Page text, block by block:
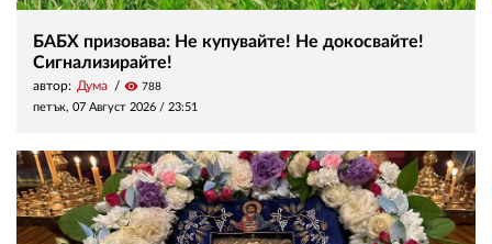
БАБХ призовава: Не купувайте! Не докосвайте!
Сигнализирайте!
автор: Дума visibility 788
петък, 07 Август 2026 / 23:51